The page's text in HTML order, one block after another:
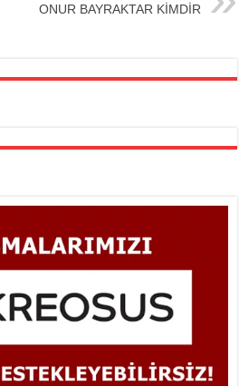
ONUR BAYRAKTAR KİMDİR